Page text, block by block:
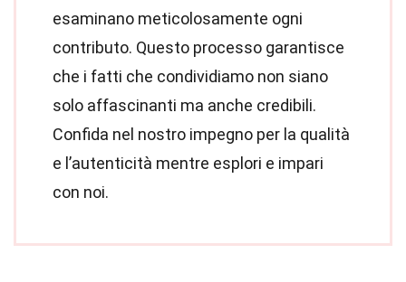
esaminano meticolosamente ogni
contributo. Questo processo garantisce
che i fatti che condividiamo non siano
solo affascinanti ma anche credibili.
Confida nel nostro impegno per la qualità
e l’autenticità mentre esplori e impari
con noi.